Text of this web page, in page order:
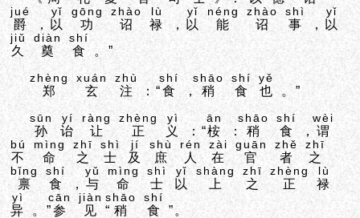
爵
jué
， 以
yǐ
功
gōng
诏
zhào
禄
lù
， 以
yǐ
能
néng
诏
zhào
事
shì
， 以
yǐ
久
jiǔ
奠
diàn
食
shí
。”
郑
zhèng
玄
xuán
注
zhù
：“食
shí
， 稍
shāo
食
shí
也
yě
。”
孙
sūn
诒
yí
让
ràng
正
zhèng
义
yì
：“桉
ān
： 稍
shāo
食
shí
， 谓
wèi
不
bú
命
mìng
之
zhī
士
shì
及
jí
庶
shù
人
rén
在
zài
官
guān
者
zhě
之
zhī
禀
bǐng
食
shí
， 与
yǔ
命
mìng
士
shì
以
yǐ
上
shàng
之
zhī
正
zhèng
禄
lù
异
yì
。”参
cān
见
jiàn
“ 稍
shāo
食
shí
”。